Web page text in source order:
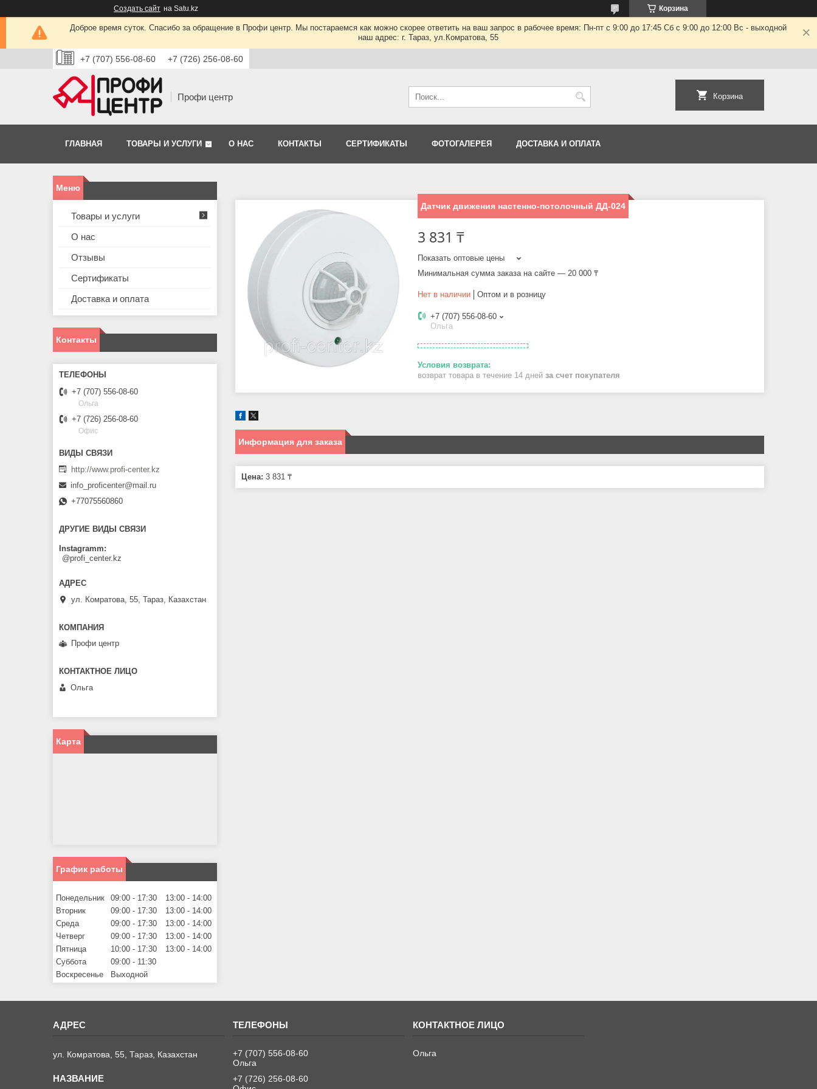
Создать сайт на Satu.kz Корзина
Доброе время суток. Спасибо за обращение в Профи центр. Мы постараемся как можно скорее ответить на ваш запрос в рабочее время: Пн-пт с 9:00 до 17:45 Сб с 9:00 до 12:00 Вс - выходной
наш адрес: г. Тараз, ул.Комратова, 55
+7 (707) 556-08-60 +7 (726) 256-08-60
Профи центр Корзина
ГЛАВНАЯ ТОВАРЫ И УСЛУГИ О НАС КОНТАКТЫ СЕРТИФИКАТЫ ФОТОГАЛЕРЕЯ ДОСТАВКА И ОПЛАТА
Датчик движения настенно-потолочный ДД-024
3 831 ₸
Показать оптовые цены
Минимальная сумма заказа на сайте — 20 000 ₸
Нет в наличии Оптом и в розницу
+7 (707) 556-08-60
Ольга
возврат товара в течение 14 дней за счет покупателя
Информация для заказа
Цена: 3 831 ₸
Товары и услуги
О нас
Отзывы
Сертификаты
Доставка и оплата
Контакты
+7 (707) 556-08-60
Ольга
+7 (726) 256-08-60
Офис
http://www.profi-center.kz
info_proficenter@mail.ru
+77075560860
ДРУГИЕ ВИДЫ СВЯЗИ
Instagramm
@profi_center.kz
ул. Комратова, 55, Тараз, Казахстан
Профи центр
Ольга
Карта
График работы
Понедельник 09:00 17:30 13:00
14:00
Вторник
09:00 17:30 13:00
14:00
Среда
09:00 17:30 13:00
14:00
Четверг
09:00 17:30 13:00
14:00
Пятница
10:00 17:30 13:00
14:00
Суббота
09:00
11:30
Воскресенье
Выходной
ул. Комратова, 55, Тараз, Казахстан
+7 (707) 556-08-60
Ольга
+7 (726) 256-08-60
Ольга